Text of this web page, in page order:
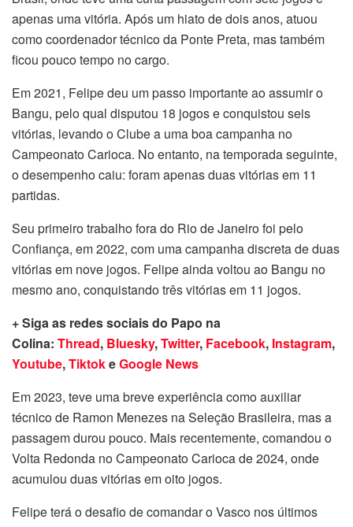
apenas uma vitória. Após um hiato de dois anos, atuou
como coordenador técnico da Ponte Preta, mas também
ficou pouco tempo no cargo.
Em 2021, Felipe deu um passo importante ao assumir o
Bangu, pelo qual disputou 18 jogos e conquistou seis
vitórias, levando o Clube a uma boa campanha no
Campeonato Carioca. No entanto, na temporada seguinte,
o desempenho caiu: foram apenas duas vitórias em 11
partidas.
Seu primeiro trabalho fora do Rio de Janeiro foi pelo
Confiança, em 2022, com uma campanha discreta de duas
vitórias em nove jogos. Felipe ainda voltou ao Bangu no
mesmo ano, conquistando três vitórias em 11 jogos.
+ Siga as redes sociais do Papo na
Colina: Thread, Bluesky,Twitter, Facebook, Instagram,
Youtube,TiktokeGoogle News
Em 2023, teve uma breve experiência como auxiliar
técnico de Ramon Menezes na Seleção Brasileira, mas a
passagem durou pouco. Mais recentemente, comandou o
Volta Redonda no Campeonato Carioca de 2024, onde
acumulou duas vitórias em oito jogos.
Felipe terá o desafio de comandar o Vasco nos últimos